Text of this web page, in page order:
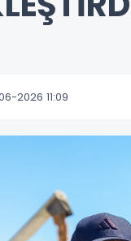
2026 11:09